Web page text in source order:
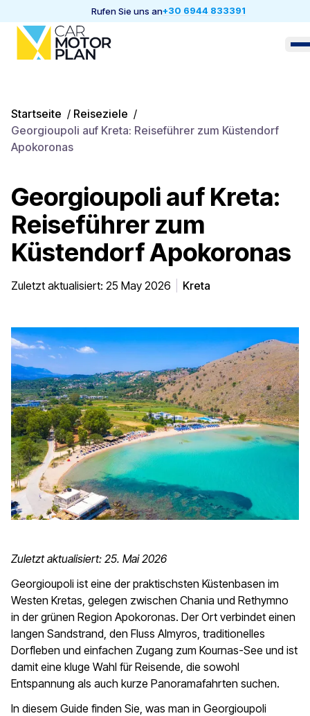
Rufen Sie uns an+30 6944 833391
Startseite / Reiseziele /
Georgioupoli auf Kreta: Reiseführer zum Küstendorf
Apokoronas
Georgioupoli auf Kreta:
Reiseführer zum
Küstendorf Apokoronas
Zuletzt aktualisiert: 25 May 2026 Kreta
Zuletzt aktualisiert: 25. Mai 2026
Georgioupoli ist eine der praktischsten Küstenbasen im
Westen Kretas, gelegen zwischen Chania und Rethymno
in der grünen Region Apokoronas. Der Ort verbindet einen
langen Sandstrand, den Fluss Almyros, traditionelles
Dorfleben und einfachen Zugang zum Kournas-See und ist
damit eine kluge Wahl für Reisende, die sowohl
Entspannung als auch kurze Panoramafahrten suchen.
In diesem Guide finden Sie, was man in Georgioupoli